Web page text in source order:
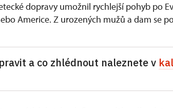
dopravy umožnil rychlejší pohyb po
Americe. Z urozených mužů a dam se
a co zhlédnout naleznete v